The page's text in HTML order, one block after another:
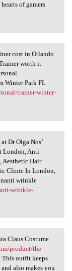
of gamers
cost in Orlando
worth it
Winter Park FL
trainer-winter-
Dr Olga Nos’
London, Anti
Aesthetic Hair
Clinic In London,
wrinkle
wrinkle-
Claus Costume
product/the-
This outfit keeps
also makes you